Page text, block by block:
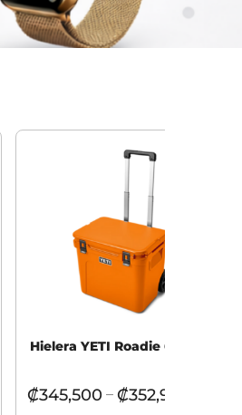
Hielera YETI Roadie 60
₡345,500 –₡352,900